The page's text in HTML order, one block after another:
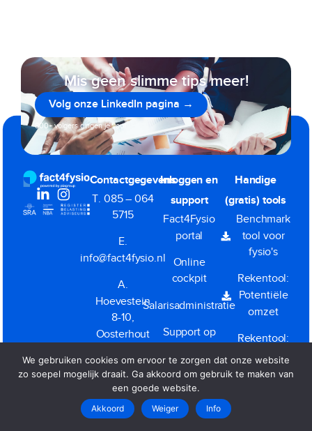
Mis geen slimme tips meer!
Volg onze LinkedIn pagina →
800+ volgers gingen je voor
Contactgegevens
T. 085 – 064
5715
E.
info@fact4fysio.nl
A.
Hoevestein
8-10,
Oosterhout
KvK.
57498695
Inloggen en
support
Fact4Fysio
portal
Online
cockpit
Salarisadministratie
Support op
(TeamViewer)
Handige
(gratis) tools
Benchmark
tool voor
fysio's
Rekentool:
Potentiële
omzet
Rekentool:
BV Ja of
Nee
Dienstverleningsvoorwaarden | Privacy|
Klacht melden
We gebruiken cookies om ervoor te zorgen dat onze website
zo soepel mogelijk draait. Ga akkoord om gebruik te maken van
een goede website.
Akkoord Weiger Info